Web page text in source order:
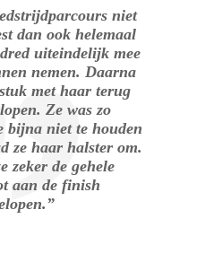
niet
dan ook helemaal
uiteindelijk mee
nemen. Daarna
met haar terug
Ze was zo
bijna niet te houden
ze haar halster om.
zeker de gehele
aan de finish